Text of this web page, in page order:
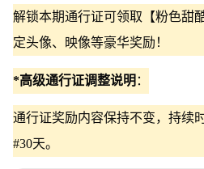
解锁本期通行证可领取【粉色甜
定头像、映像等豪华奖励！
*高级通行证调整说明 ：
通行证奖励内容保持不变，持续
#30天。